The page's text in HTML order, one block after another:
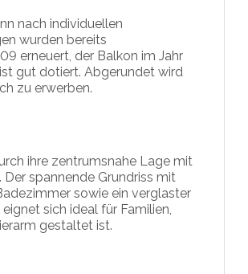
nach individuellen
wurden bereits
erneuert, der Balkon im Jahr
gut dotiert. Abgerundet wird
zu erwerben.
ihre zentrumsnahe Lage mit
spannende Grundriss mit
sowie ein verglaster
sich ideal für Familien,
gestaltet ist.